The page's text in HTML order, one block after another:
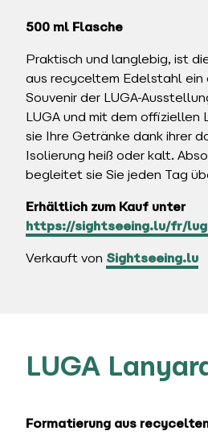
500 ml Flasche
Praktisch und langlebig, ist
aus recyceltem Edelstahl ein
Souvenir der LUGA-
LUGA und mit dem offiziellen
sie Ihre Getränke dank ihrer
Isolierung heiß oder kalt.
begleitet sie Sie jeden Tag
Erhältlich zum Kauf unter
https://sightseeing.lu/fr/
Verkauft von Sightseeing.lu
LUGA
Formatierung aus